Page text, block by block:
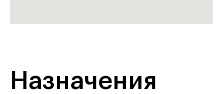
Назначения